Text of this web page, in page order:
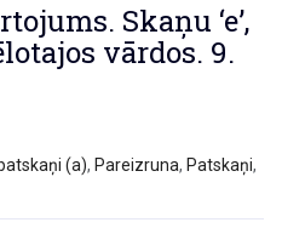
Skaņu ‘e’,
vārdos. 9.
(a), Pareizruna, Patskaņi,